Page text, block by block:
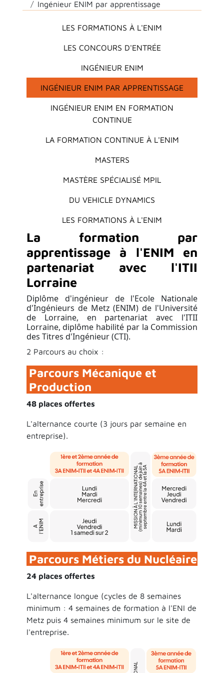
Ingénieur ENIM par apprentissage
Main menuLES FORMATIONS À L'ENIM
LES CONCOURS D'ENTRÉE
INGÉNIEUR ENIM
INGÉNIEUR ENIM PAR APPRENTISSAGE
INGÉNIEUR ENIM EN FORMATION
CONTINUE
LA FORMATION CONTINUE À L'ENIM
MASTERS
MASTÈRE SPÉCIALISÉ MPIL
DU VEHICLE DYNAMICS
LES FORMATIONS À L'ENIM
La formation par
apprentissage à l'ENIM en
partenariat avec l'ITII
Lorraine
Diplôme d'ingénieur de l'Ecole Nationale
d'Ingénieurs de Metz (ENIM) de l'Université
de Lorraine, en partenariat avec l'ITII
Lorraine, diplôme habilité par la Commission
des Titres d'Ingénieur (CTI).
2 Parcours au choix :
Parcours Mécanique et
Production
48 places offertes
L'alternance courte (3 jours par semaine en
entreprise).
Parcours Métiers du Nucléaire
24 places offertes
L'alternance longue (cycles de 8 semaines
minimum : 4 semaines de formation à l'ENI de
Metz puis 4 semaines minimum sur le site de
l'entreprise.